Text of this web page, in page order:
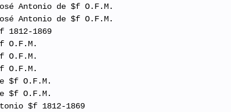
Antonio de $f O.F.M.
Antonio de $f O.F.M.
1869
$f O.F.M.
$f O.F.M.
$f 1812-1869